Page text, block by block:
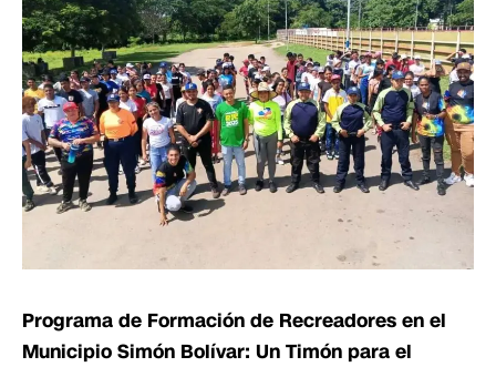
Programa de Formación de Recreadores en el
Municipio Simón Bolívar: Un Timón para el